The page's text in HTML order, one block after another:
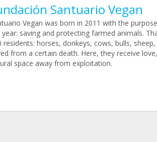
Santuario Vegan
Vegan was born in 2011 with the
saving and protecting farmed animals.
residents: horses, donkeys, cows, bulls,
from a certain death. Here, they receive
space away from exploitation.